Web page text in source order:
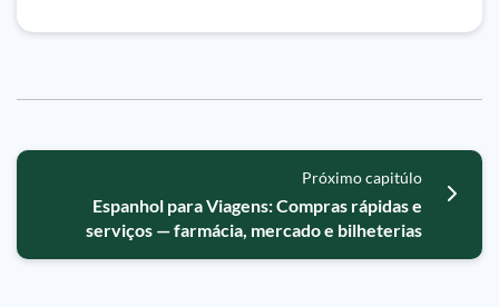
Próximo capitúlo
Espanhol para Viagens: Compras rápidas e
serviços — farmácia, mercado e bilheterias